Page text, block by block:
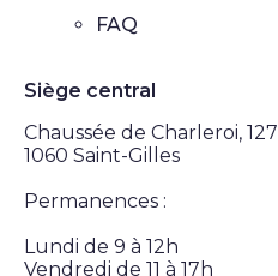
FAQ
Siège central
Chaussée de Charleroi, 127
1060 Saint-Gilles
Permanences :
Lundi de 9 à 12h
Vendredi de 11 à 17h